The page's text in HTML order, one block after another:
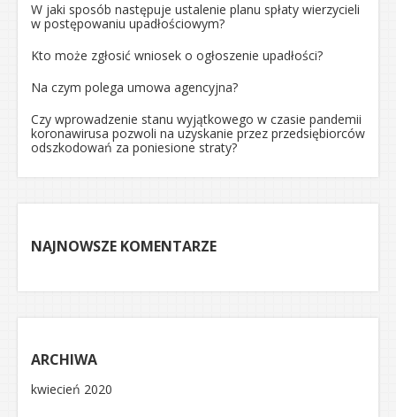
W jaki sposób następuje ustalenie planu spłaty wierzycieli
w postępowaniu upadłościowym?
Kto może zgłosić wniosek o ogłoszenie upadłości?
Na czym polega umowa agencyjna?
Czy wprowadzenie stanu wyjątkowego w czasie pandemii
koronawirusa pozwoli na uzyskanie przez przedsiębiorców
odszkodowań za poniesione straty?
NAJNOWSZE KOMENTARZE
ARCHIWA
kwiecień 2020